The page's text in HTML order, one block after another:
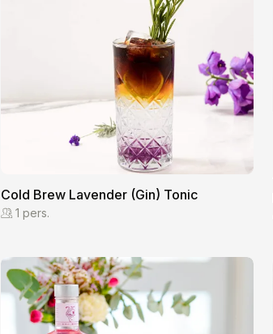
Cold Brew Lavender (Gin) Tonic
1 pers.